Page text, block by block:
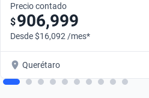
Precio contado
$906,999
Desde $16,092 /mes*
Querétaro